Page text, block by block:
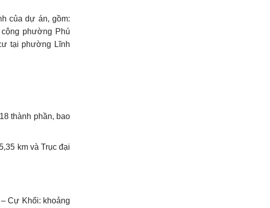
của dự án, gồm:
phường Phú
tại phường Lĩnh
thành phần, bao
km và Trục đại
Cự Khối: khoảng